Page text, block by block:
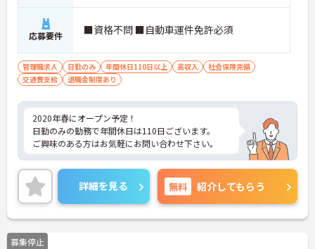
応募要件 ■資格不問 ■自動車運件免許必須
管理職求人 日勤のみ 年間休日110日以上 高収入
社会保険完備
交通費支給
退職金制度あり
2020年春にオープン予定！
日勤のみの勤務で年間休日は110日ございます。
ご興味のある方はお気軽にお問い合わせ下さい。
詳細を見る 無料 紹介してもらう
募集停止